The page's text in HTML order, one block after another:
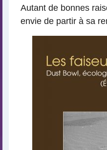
Autant de bonnes
envie de partir à sa